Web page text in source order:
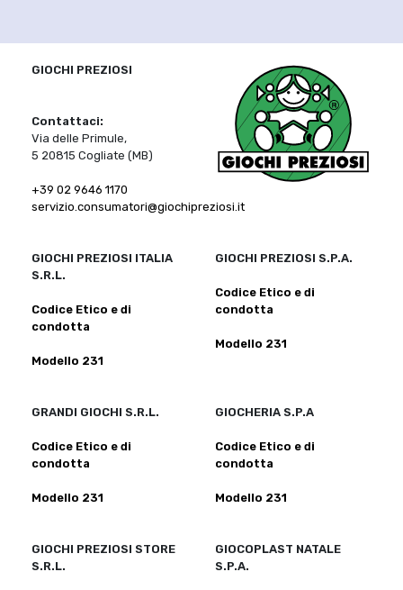
GIOCHI PREZIOSI
Contattaci:
Via delle Primule,
5 20815 Cogliate (MB)
+39 02 9646 1170
servizio.consumatori@giochipreziosi.it
GIOCHI PREZIOSI ITALIA
S.R.L.
Codice Etico e di
condotta
Modello 231
GIOCHI PREZIOSI S.P.A.
Codice Etico e di
condotta
Modello 231
GRANDI GIOCHI S.R.L.
Codice Etico e di
condotta
Modello 231
GIOCHERIA S.P.A
Codice Etico e di
condotta
Modello 231
GIOCHI PREZIOSI STORE
S.R.L.
GIOCOPLAST NATALE
S.P.A.